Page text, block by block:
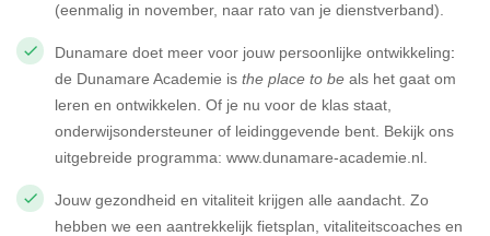
(eenmalig in november, naar rato van je dienstverband).
Dunamare doet meer voor jouw persoonlijke ontwikkeling:
de Dunamare Academie is the place to be als het gaat om
leren en ontwikkelen. Of je nu voor de klas staat,
onderwijsondersteuner of leidinggevende bent. Bekijk ons
uitgebreide programma: www.dunamare-academie.nl
Jouw gezondheid en vitaliteit krijgen alle aandacht. Zo
hebben we een aantrekkelijk fietsplan, vitaliteitscoaches en